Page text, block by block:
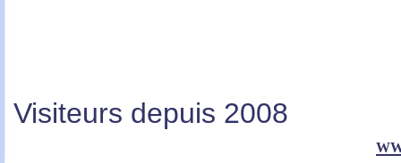
Visiteurs depuis 2008